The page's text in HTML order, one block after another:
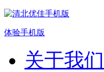
体验手机版
关于我们